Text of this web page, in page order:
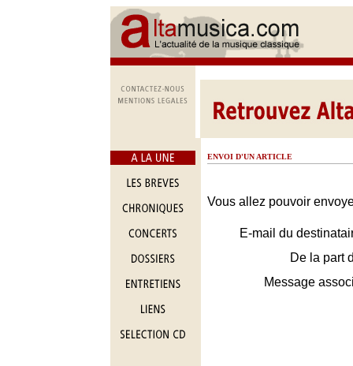
ENVOI D'UN ARTICLE
Vous allez pouvoir
E-mail du
De la part
Message